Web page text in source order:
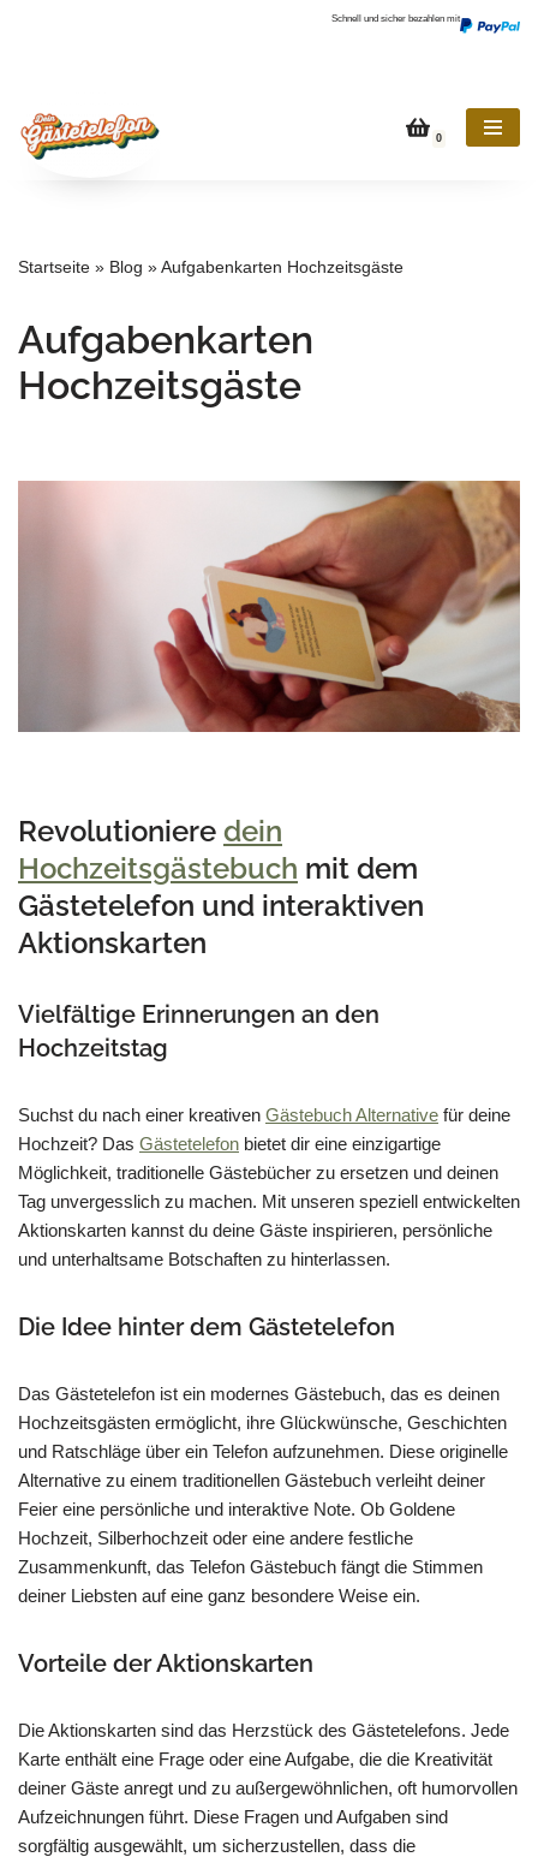
springen
Schnell und sicher bezahlen mit
0
Startseite » Blog »Aufgabenkarten Hochzeitsgäste
Aufgabenkarten
Hochzeitsgäste
Revolutioniere dein
Hochzeitsgästebuch mit dem
Gästetelefon und interaktiven
Aktionskarten
Vielfältige Erinnerungen an den
Hochzeitstag
Suchst du nach einer kreativen Gästebuch Alternative für deine
Hochzeit? Das Gästetelefon bietet dir eine einzigartige
Möglichkeit, traditionelle Gästebücher zu ersetzen und deinen
Tag unvergesslich zu machen. Mit unseren speziell entwickelten
Aktionskarten kannst du deine Gäste inspirieren, persönliche
und unterhaltsame Botschaften zu hinterlassen.
Die Idee hinter dem Gästetelefon
Das Gästetelefon ist ein modernes Gästebuch, das es deinen
Hochzeitsgästen ermöglicht, ihre Glückwünsche, Geschichten
und Ratschläge über ein Telefon aufzunehmen. Diese originelle
Alternative zu einem traditionellen Gästebuch verleiht deiner
Feier eine persönliche und interaktive Note. Ob Goldene
Hochzeit, Silberhochzeit oder eine andere festliche
Zusammenkunft, das Telefon Gästebuch fängt die Stimmen
deiner Liebsten auf eine ganz besondere Weise ein.
Vorteile der Aktionskarten
Die Aktionskarten sind das Herzstück des Gästetelefons. Jede
Karte enthält eine Frage oder eine Aufgabe, die die Kreativität
deiner Gäste anregt und zu außergewöhnlichen, oft humorvollen
Aufzeichnungen führt. Diese Fragen und Aufgaben sind
sorgfältig ausgewählt, um sicherzustellen, dass die